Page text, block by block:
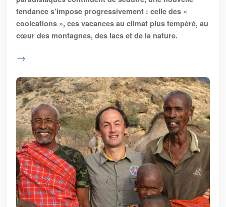
tendance s’impose progressivement : celle des «
coolcations », ces vacances au climat plus tempéré, au
cœur des montagnes, des lacs et de la nature.
→